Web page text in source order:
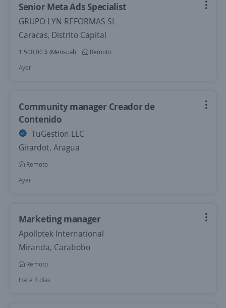
Senior Meta Ads Specialist
GRUPO LYN REFORMAS SL
Caracas, Distrito Capital
1.500,00 $ (Mensual)
Remoto
Ayer
Community manager Creador de
Contenido
TuGestion LLC
Girardot, Aragua
Remoto
Ayer
Marketing manager
Apollotek International
Miranda, Carabobo
Remoto
Hace 3 días